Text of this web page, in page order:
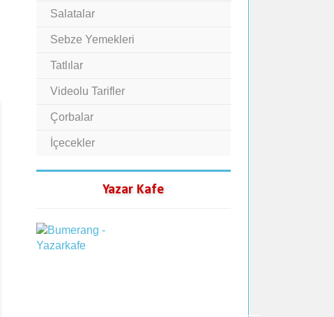
Salatalar
Sebze Yemekleri
Tatlılar
Videolu Tarifler
Çorbalar
İçecekler
Yazar Kafe